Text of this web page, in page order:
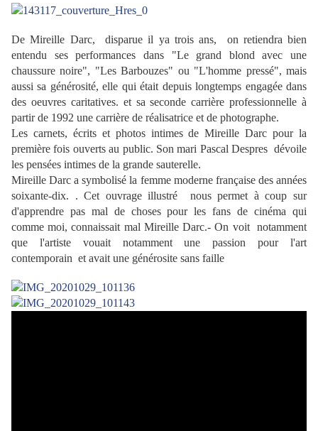
De Mireille Darc, disparue il ya trois ans, on retiendra bien
entendu ses performances dans "Le grand blond avec une
chaussure noire", "Les Barbouzes" ou "L'homme pressé", mais
aussi sa générosité, elle qui était depuis longtemps engagée dans
des oeuvres caritatives. et sa seconde carrière professionnelle à
partir de 1992 une carrière de réalisatrice et de photographe.
Les carnets, écrits et photos intimes de Mireille Darc pour la
première fois ouverts au public. Son mari Pascal Despres dévoile
les pensées intimes de la grande sauterelle.
Mireille Darc a symbolisé la femme moderne française des années
soixante-dix. . Cet ouvrage illustré nous permet à coup sur
d'apprendre pas mal de choses pour les fans de cinéma qui
comme moi, connaissait mal Mireille Darc.- On voit notamment
que l'artiste vouait notamment une passion pour l'art
contemporain et avait une générosite sans faille